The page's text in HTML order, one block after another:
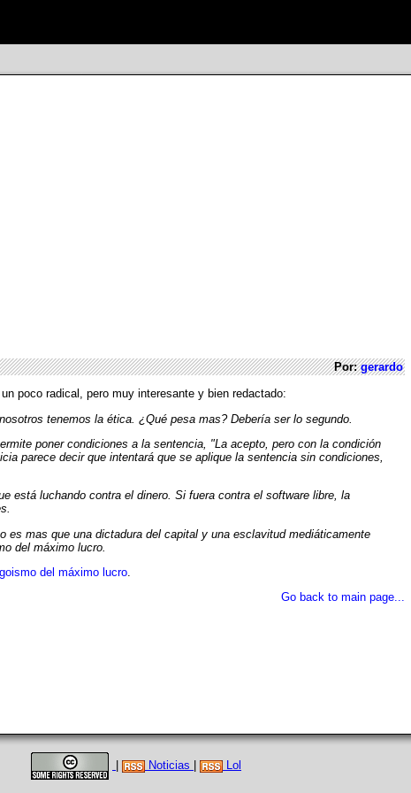
Por:gerardo
poco radical, pero muy interesante y bien redactado:
tenemos la ética. ¿Qué pesa mas? Debería ser lo segundo.
poner condiciones a la sentencia, "La acepto, pero con la condición
parece decir que intentará que se aplique la sentencia sin condiciones,
está luchando contra el dinero. Si fuera contra el software libre, la
es mas que una dictadura del capital y una esclavitud mediáticamente
del máximo lucro.
del máximo lucro
Go back to main page...
Noticias Lol